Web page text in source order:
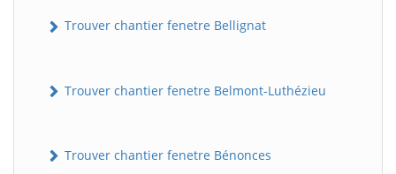
Trouver chantier fenetre Bellignat
Trouver chantier fenetre Belmont-Luthézieu
Trouver chantier fenetre Bénonces